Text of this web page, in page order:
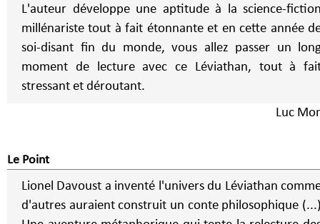
L'auteur développe une aptitude à la science-
millénariste tout à fait étonnante et en cette année
soi-disant fin du monde, vous allez passer un
moment de lecture avec ce Léviathan, tout à
stressant et déroutant.
Luc
Le Point
Lionel Davoust a inventé l'univers du Léviathan
d'autres auraient construit un conte philosophique